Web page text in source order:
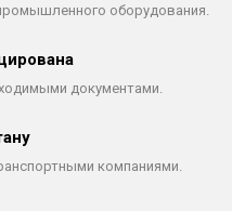
оборудования.
документами.
компаниями.